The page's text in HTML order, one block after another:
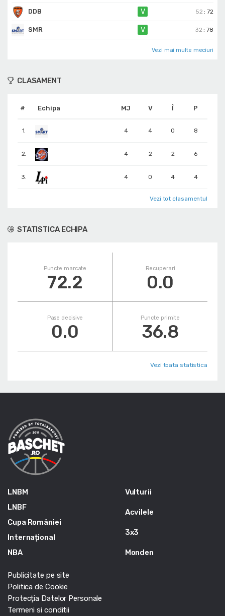
DDB V 52 :72
SMR V 32 :78
Vezi mai multe meciuri
CLASAMENT
# Echipa MJ V Î P
1. 4 4 0 8
2. 4 2 2 6
3. 4 0 4 4
Vezi tot clasamentul
STATISTICA ECHIPA
Puncte marcate
72.2
Recuperari
0.0
Pase decisive
0.0
Puncte primite
36.8
Vezi toata statistica
LNBM
LNBF
Cupa României
Internațional
NBA
Vulturii
Acvilele
3x3
Monden
Publicitate pe site
Politica de Cookie
Protecția Datelor Personale
Termeni si conditii